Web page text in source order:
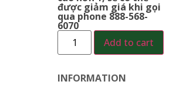
được giảm giá khi gọi
qua phone 888-568-
6070
Add to cart
INFORMATION